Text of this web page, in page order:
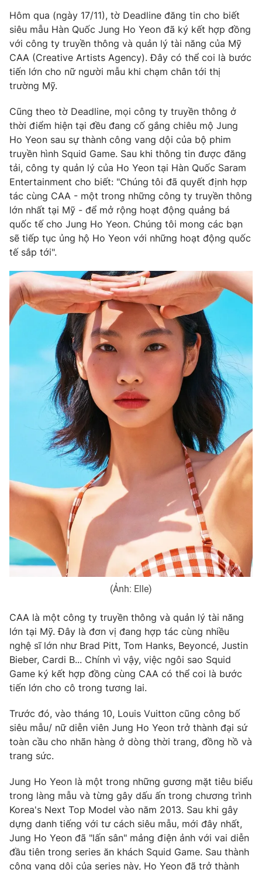
Câu chuyện quốc tế
Tài chính
Thị trường
Góc doanh nghiệp
Dữ liệu và đời sống
Truyền hình
Phim VTV
Hậu trường
Nhân vật
Khán giả
Giải sao mai
Giải trí
Điện ảnh
Âm nhạc
Sao
Đời sống
Du lịch
Làm đẹp
Chất lượng cuộc sống
Giáo dục
Tuyển sinh
Học trực tuyến
Công nghệ
Hitech Công nghệ tương lai
Sản phẩm
Thị trường
Tư vấn
Giao lưu trực tuyến
Chuyên mục khác
Emagazine Podcast
Photo Infographic
Shorts video
VTV Money VTV Thể thao
VTV Sức khoẻ Bất động sản
Thị trường 24h Tấm lòng Việt
VTV4 Vươn mình bằng AI
VTV9 VTV8
THỜI BÁO VTV
Theo dõi báo trên
Cơ quan chủ quản:
Giấy phép hoạt động báo in và báo điện tử số 483/GP-BTTTT
cấp ngày 29/12/2023
Tổng Biên tập: Vũ Thanh Thủy
Phó Tổng Biên tập:
Nguyễn Thị Mỹ Hạnh, Phạm Quốc Thắng,
Nguyễn Trọng Ninh
Tổng đài VTV: 024.38 355 931 - 024.38 355 932
Hôm qua (ngày 17/11), tờ Deadline đăng tin cho biết
siêu mẫu Hàn Quốc Jung Ho Yeon đã ký kết hợp đồng
với công ty truyền thông và quản lý tài năng của Mỹ
CAA (Creative Artists Agency). Đây có thể coi là bước
tiến lớn cho nữ người mẫu khi chạm chân tới thị
trường Mỹ.
Cũng theo tờ Deadline, mọi công ty truyền thông ở
thời điểm hiện tại đều đang cố gắng chiêu mộ Jung
Ho Yeon sau sự thành công vang dội của bộ phim
truyền hình Squid Game. Sau khi thông tin được đăng
tải, công ty quản lý của Ho Yeon tại Hàn Quốc Saram
Entertainment cho biết: "Chúng tôi đã quyết định hợp
tác cùng CAA - một trong những công ty truyền thông
lớn nhất tại Mỹ - để mở rộng hoạt động quảng bá
quốc tế cho Jung Ho Yeon. Chúng tôi mong các bạn
sẽ tiếp tục ủng hộ Ho Yeon với những hoạt động quốc
tế sắp tới".
(Ảnh: Elle)
CAA là một công ty truyền thông và quản lý tài năng
lớn tại Mỹ. Đây là đơn vị đang hợp tác cùng nhiều
nghệ sĩ lớn như Brad Pitt, Tom Hanks, Beyoncé, Justin
Bieber, Cardi B... Chính vì vậy, việc ngôi sao Squid
Game ký kết hợp đồng cùng CAA có thể coi là bước
tiến lớn cho cô trong tương lai.
Trước đó, vào tháng 10, Louis Vuitton cũng công bố
siêu mẫu/ nữ diễn viên Jung Ho Yeon trở thành đại sứ
toàn cầu cho nhãn hàng ở dòng thời trang, đồng hồ và
trang sức.
Jung Ho Yeon là một trong những gương mặt tiêu biểu
trong làng mẫu và từng gây dấu ấn trong chương trình
Korea's Next Top Model vào năm 2013. Sau khi gây
dựng danh tiếng với tư cách siêu mẫu, mới đây nhất,
Jung Ho Yeon đã "lấn sân" mảng điện ảnh với vai diễn
đầu tiên trong series ăn khách Squid Game. Sau thành
công vang dội của series này, Ho Yeon đã trở thành